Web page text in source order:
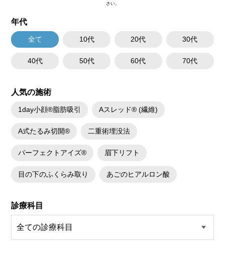
さい。
年代
全て 10代 20代 30代
40代 50代 60代 70代
人気の施術
1day小顔®脂肪吸引 Aスレッド® (繊維)
A式たるみ切開® 二重術埋没法
パーフェクトアイズ® 眉下リフト
目の下のふくらみ取り あごのヒアルロン酸
診療科目